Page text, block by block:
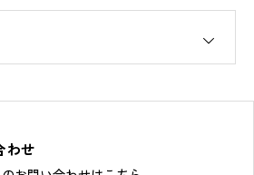
わせ